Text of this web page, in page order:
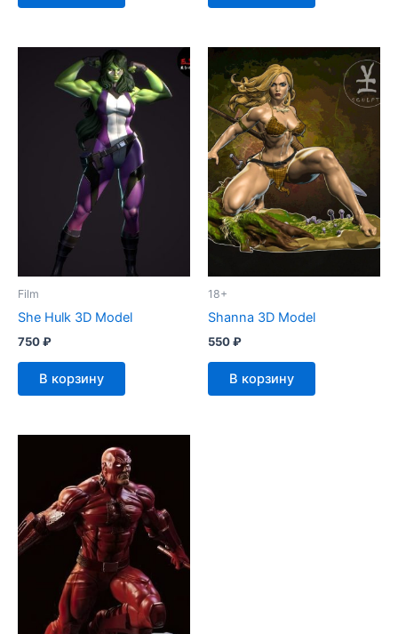
Film
She Hulk 3D Model
750₽
В корзину
18+
Shanna 3D Model
550₽
В корзину